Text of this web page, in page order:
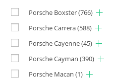
Porsche Boxster(766)
Porsche Carrera(588)
Porsche Cayenne(45)
Porsche Cayman (390)
Porsche Macan (1)